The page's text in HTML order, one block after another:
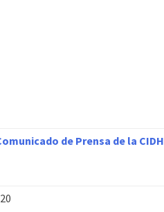
de Prensa de la CIDH